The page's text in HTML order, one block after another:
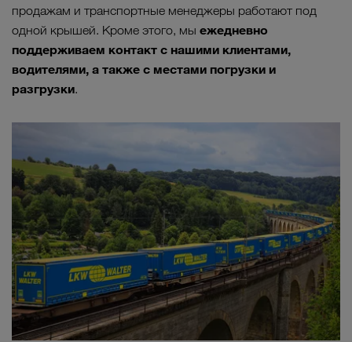
продажам и транспортные менеджеры работают под
одной крышей. Кроме этого, мы ежедневно
поддерживаем контакт с нашими клиентами,
водителями, а также с местами погрузки и
разгрузки.